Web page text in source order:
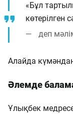
«Бұл
көтерілген
деп
Алайда
Әлемде
Ұлықбек